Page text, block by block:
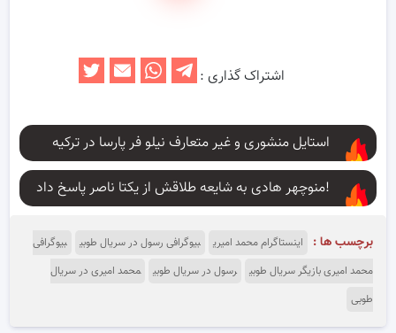
اشتراک گذاری :
استایل منشوری و غیر متعارف نیلو فر پارسا در ترکیه
منوچهر هادی به شایعه طلاقش از یکتا ناصر پاسخ داد!
برچسب ها : اینستاگرام محمد امیری بیوگرافی رسول در سریال طوبی
بیوگرافی
محمد امیری بازیگر سریال طوبی
رسول در سریال طوبی
محمد امیری در سریال
طوبی